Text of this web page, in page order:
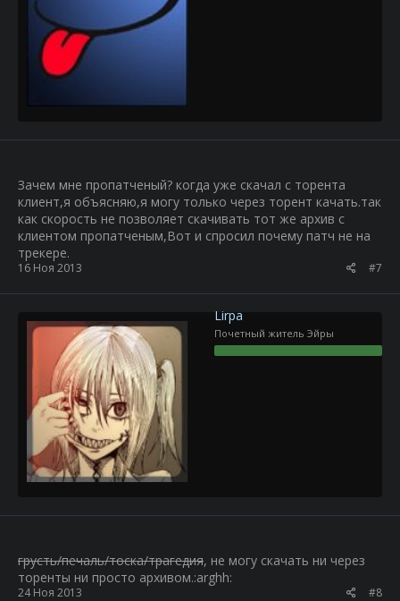
Зачем мне пропатченый? когда уже скачал с торента
клиент,я объясняю,я могу только через торент качать.так
как скорость не позволяет скачивать тот же архив с
клиентом пропатченым,Вот и спросил почему патч не на
трекере.
16 Ноя 2013 #7
Lirpa
Почетный житель Эйры
грусть/печаль/тоска/трагедия, не могу скачать ни через
торенты ни просто архивом.:arghh:
24 Ноя 2013 #8